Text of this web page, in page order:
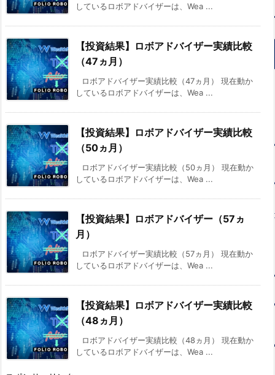
しているロボアドバイザーは、Wea ...
【投資結果】ロボアドバイザー実績比較
（47ヵ月）
ロボアドバイザー実績比較（47ヵ月） 現在動か
しているロボアドバイザーは、Wea ...
【投資結果】ロボアドバイザー実績比較
（50ヵ月）
ロボアドバイザー実績比較（50ヵ月） 現在動か
しているロボアドバイザーは、Wea ...
【投資結果】ロボアドバイザー（57ヵ
月）
ロボアドバイザー実績比較（57ヵ月） 現在動か
しているロボアドバイザーは、Wea ...
【投資結果】ロボアドバイザー実績比較
（48ヵ月）
ロボアドバイザー実績比較（48ヵ月） 現在動か
しているロボアドバイザーは、Wea ...